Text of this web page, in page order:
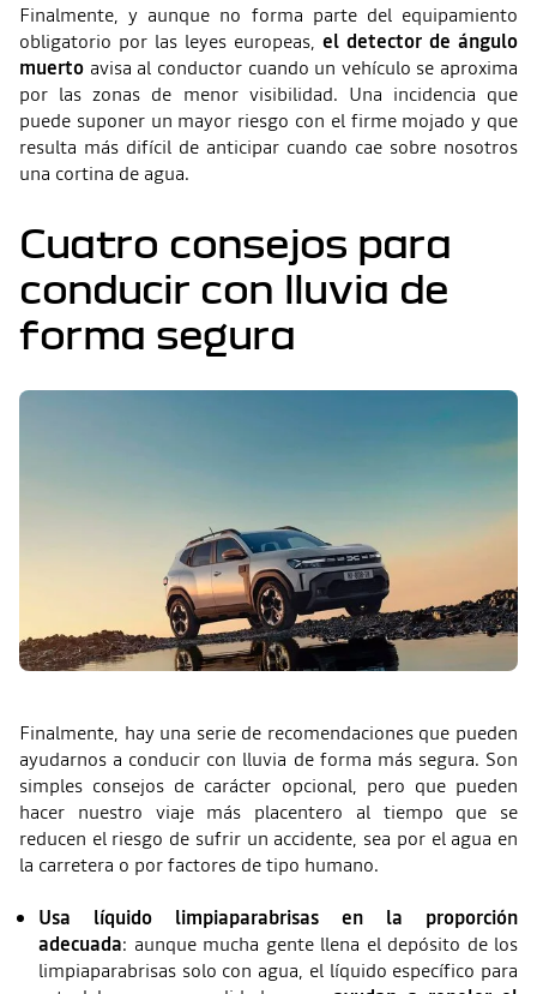
Finalmente, y aunque no forma parte del equipamiento
obligatorio por las leyes europeas, el detector de ángulo
muerto avisa al conductor cuando un vehículo se aproxima
por las zonas de menor visibilidad. Una incidencia que
puede suponer un mayor riesgo con el firme mojado y que
resulta más difícil de anticipar cuando cae sobre nosotros
una cortina de agua.
Cuatro consejos para
conducir con lluvia de
forma segura
Finalmente, hay una serie de recomendaciones que pueden
ayudarnos a conducir con lluvia de forma más segura. Son
simples consejos de carácter opcional, pero que pueden
hacer nuestro viaje más placentero al tiempo que se
reducen el riesgo de sufrir un accidente, sea por el agua en
la carretera o por factores de tipo humano.
Usa líquido limpiaparabrisas en la proporción
adecuada: aunque mucha gente llena el depósito de los
limpiaparabrisas solo con agua, el líquido específico para